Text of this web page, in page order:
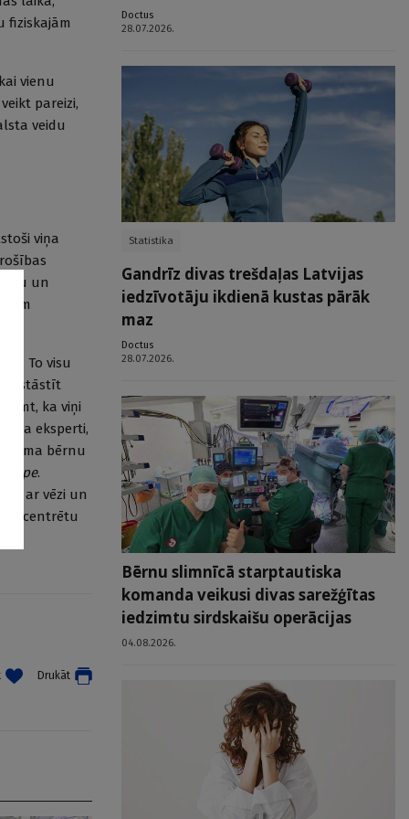
fiziskajām
vienu
pareizi,
veidu
viņa
un
To visu
izstāstīt
ka viņi
eksperti,
loma bērnu
.
ar vēzi un
centrētu
Drukāt
Doctus
28.07.2026.
Statistika
Gandrīz divas trešdaļas Latvijas
iedzīvotāju ikdienā kustas pārāk
maz
Doctus
28.07.2026.
Bērnu slimnīcā starptautiska
komanda veikusi divas sarežģītas
iedzimtu sirdskaišu operācijas
04.08.2026.